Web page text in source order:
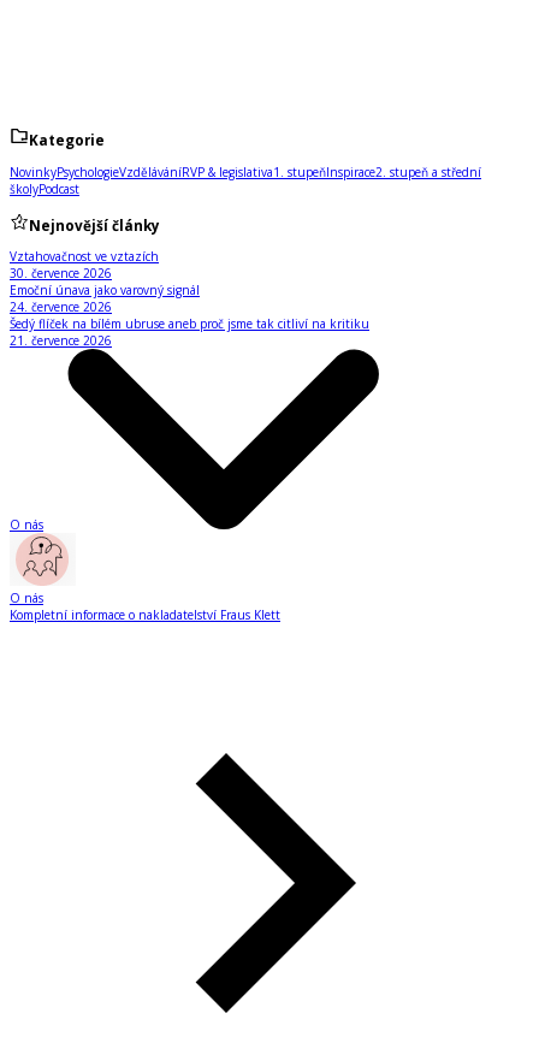
Kategorie
NovinkyPsychologieVzděláváníRVP & legislativa1. stupeňInspirace2. stupeň a střední
školyPodcast
Nejnovější články
Vztahovačnost ve vztazích
30. července 2026
Emoční únava jako varovný signál
24. července 2026
Šedý flíček na bílém ubruse aneb proč jsme tak citliví na kritiku
21. července 2026
O nás
O nás
Kompletní informace o nakladatelství Fraus Klett